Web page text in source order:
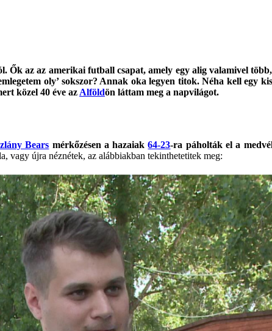
Ők az az amerikai futball csapat, amely egy alig valamivel
oly’ sokszor? Annak oka legyen titok. Néha kell egy
közel 40 éve az Alföldön láttam meg a napvilágot.
Bears mérkőzésen a hazaiak64-23-ra páholták el a
vagy újra néznétek, az alábbiakban tekinthetetitek meg: